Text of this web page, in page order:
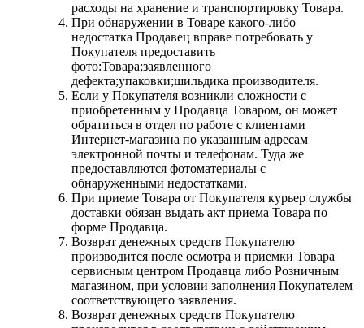
расходы на хранение и транспортировку Товара.
При обнаружении в Товаре какого-либо
недостатка Продавец вправе потребовать у
Покупателя предоставить
фото:Товара;заявленного
дефекта;упаковки;шильдика производителя.
Если у Покупателя возникли сложности с
приобретенным у Продавца Товаром, он может
обратиться в отдел по работе с клиентами
Интернет-магазина по указанным адресам
электронной почты и телефонам. Туда же
предоставляются фотоматериалы с
обнаруженными недостатками.
При приеме Товара от Покупателя курьер службы
доставки обязан выдать акт приема Товара по
форме Продавца.
Возврат денежных средств Покупателю
производится после осмотра и приемки Товара
сервисным центром Продавца либо Розничным
магазином, при условии заполнения Покупателем
соответствующего заявления.
Возврат денежных средств Покупателю